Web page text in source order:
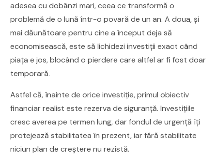
adesea cu dobânzi mari, ceea ce transformă o
problemă de o lună într-o povară de un an. A doua, și
mai dăunătoare pentru cine a început deja să
economisească, este să lichidezi investiții exact când
piața e jos, blocând o pierdere care altfel ar fi fost doar
temporară.
Astfel că, înainte de orice investiție, primul obiectiv
financiar realist este rezerva de siguranță. Investițiile
cresc averea pe termen lung, dar fondul de urgență îți
protejează stabilitatea în prezent, iar fără stabilitate
niciun plan de creștere nu rezistă.